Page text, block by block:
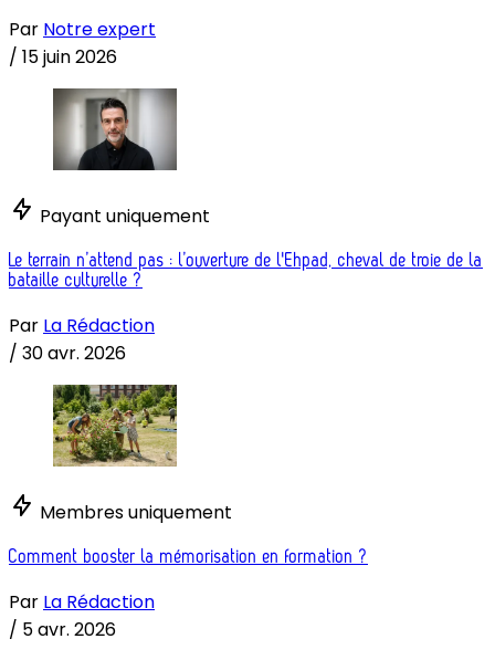
Par Notre expert
/ 15 juin 2026
Payant uniquement
Le terrain n’attend pas : l’ouverture de l'Ehpad, cheval de troie de la
bataille culturelle ?
Par La Rédaction
/ 30 avr. 2026
Membres uniquement
Comment booster la mémorisation en formation ?
Par La Rédaction
/ 5 avr. 2026